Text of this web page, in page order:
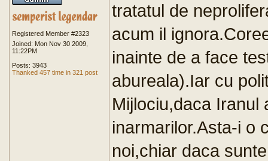
Registered Member #2323
Joined: Mon Nov 30 2009,
11:22PM
Posts: 3943
Thanked 457 time in 321 post
tratatul de
acum il
inainte de a face
abureala).Iar cu
Mijlociu,daca Iranul
inarmarilor.Asta-i o
noi,chiar daca